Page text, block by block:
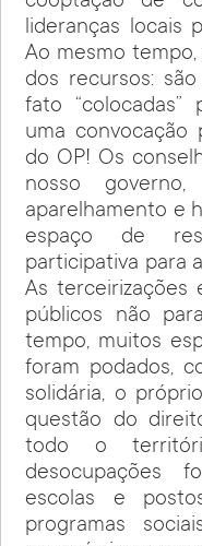
lideranças locais
Ao mesmo
dos recursos:
fato
uma convocação
do OP! Os
nosso
aparelhamento e
espaço de
participativa para
As terceirizações
públicos não
tempo, muitos
foram podados,
solidária, o
questão do
todo o
desocupações
escolas e
programas